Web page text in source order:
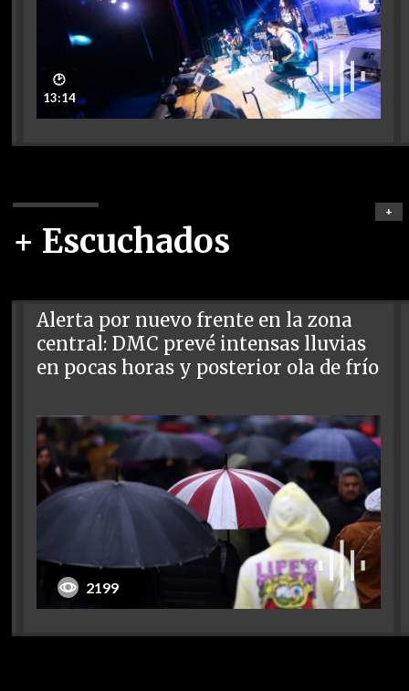
🕑
13:14
+ Escuchados
+
Alerta por nuevo frente en la zona
central: DMC prevé intensas lluvias
en pocas horas y posterior ola de frío
2199